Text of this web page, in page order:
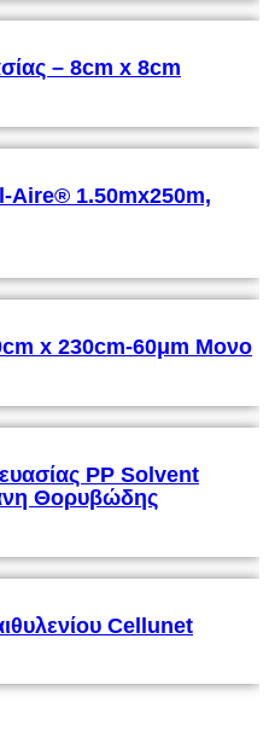
– 8cm x 8cm
1.50mx250m,
x 230cm-60μm Μονο
PP Solvent
Θορυβώδης
Cellunet